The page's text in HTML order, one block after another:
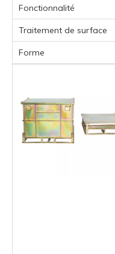
Fonctionnalité
Traitement de surface
Forme